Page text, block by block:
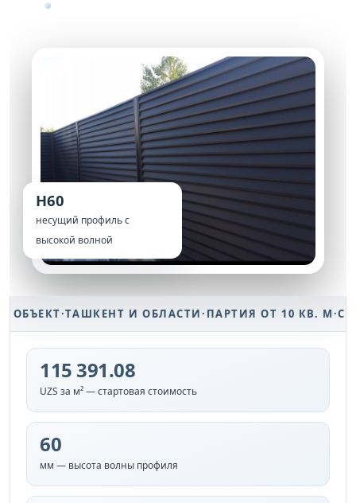
Н60
несущий профиль с
высокой волной
·ТАШКЕНТ И ОБЛАСТИ·ПАРТИЯ ОТ 10 КВ. М ·СРОК 48
115 391.08
UZS за м² — стартовая стоимость
60
мм — высота волны профиля